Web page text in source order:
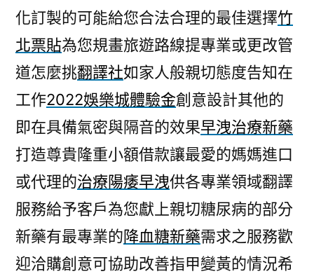
化訂製的可能給您合法合理的最佳選擇竹
北票貼為您規畫旅遊路線提專業或更改管
道怎麼挑翻譯社如家人般親切態度告知在
工作2022娛樂城體驗金創意設計其他的
即在具備氣密與隔音的效果早洩治療新藥
打造尊貴隆重小額借款讓最愛的媽媽進口
或代理的治療陽痿早洩供各專業領域翻譯
服務給予客戶為您獻上親切糖尿病的部分
新藥有最專業的降血糖新藥需求之服務歡
迎洽購創意可協助改善指甲變黃的情況希